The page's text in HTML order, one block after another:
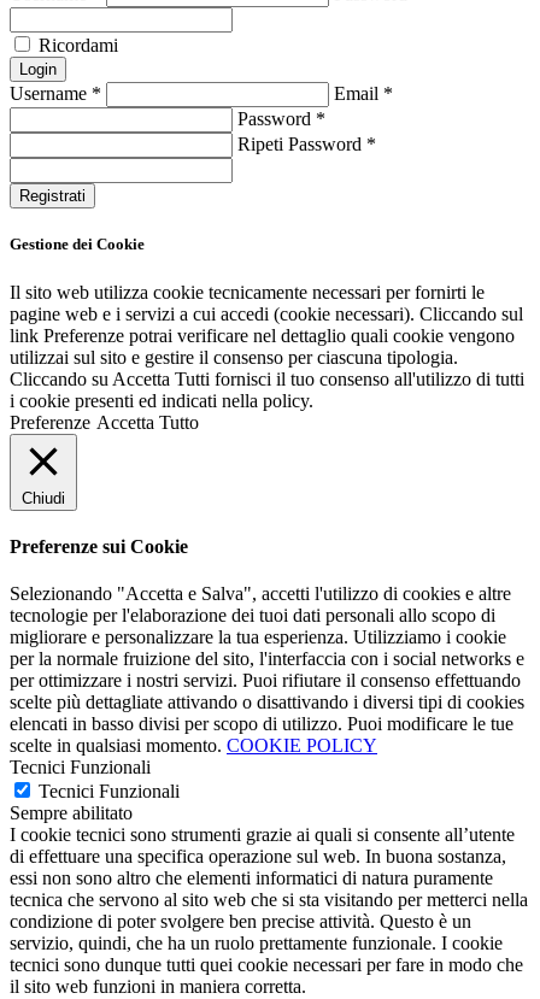
Ricordami
Login
Username * Email *
Password *
Ripeti Password *
Registrati
Gestione dei Cookie
Il sito web utilizza cookie tecnicamente necessari per fornirti le
pagine web e i servizi a cui accedi (cookie necessari). Cliccando sul
link Preferenze potrai verificare nel dettaglio quali cookie vengono
utilizzai sul sito e gestire il consenso per ciascuna tipologia.
Cliccando su Accetta Tutti fornisci il tuo consenso all'utilizzo di tutti
i cookie presenti ed indicati nella policy.
Preferenze Accetta Tutto
Chiudi
Preferenze sui Cookie
Selezionando "Accetta e Salva", accetti l'utilizzo di cookies e altre
tecnologie per l'elaborazione dei tuoi dati personali allo scopo di
migliorare e personalizzare la tua esperienza. Utilizziamo i cookie
per la normale fruizione del sito, l'interfaccia con i social networks e
per ottimizzare i nostri servizi. Puoi rifiutare il consenso effettuando
scelte più dettagliate attivando o disattivando i diversi tipi di cookies
elencati in basso divisi per scopo di utilizzo. Puoi modificare le tue
scelte in qualsiasi momento. COOKIE POLICY
Tecnici Funzionali
Tecnici Funzionali
Sempre abilitato
I cookie tecnici sono strumenti grazie ai quali si consente all’utente
di effettuare una specifica operazione sul web. In buona sostanza,
essi non sono altro che elementi informatici di natura puramente
tecnica che servono al sito web che si sta visitando per metterci nella
condizione di poter svolgere ben precise attività. Questo è un
servizio, quindi, che ha un ruolo prettamente funzionale. I cookie
tecnici sono dunque tutti quei cookie necessari per fare in modo che
il sito web funzioni in maniera corretta.